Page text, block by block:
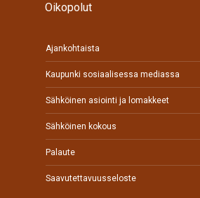
Oikopolut
Ajankohtaista
Kaupunki sosiaalisessa mediassa
Sähköinen asiointi ja lomakkeet
Sähköinen kokous
Palaute
Saavutettavuusseloste